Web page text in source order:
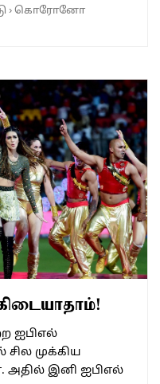
›கொரோனோ
ஐபிஎல்
சில முக்கிய
அதில் இனி ஐபிஎல்